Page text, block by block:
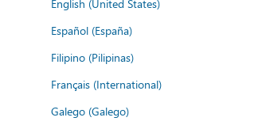
English (United States)
Español (España)
Filipino (Pilipinas)
Français (International)
Galego (Galego)